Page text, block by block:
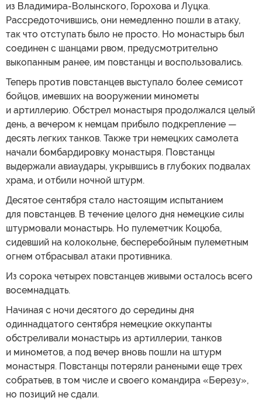
из Владимира-Волынского, Горохова и Луцка.
Рассредоточившись, они немедленно пошли в атаку,
так что отступать было не просто. Но монастырь был
соединен с шанцами рвом, предусмотрительно
выкопанным ранее, им повстанцы и воспользовались.
Теперь против повстанцев выступало более семисот
бойцов, имевших на вооружении минометы
и артиллерию. Обстрел монастыря продолжался целый
день, а вечером к немцам прибыло подкрепление —
десять легких танков. Также три немецких самолета
начали бомбардировку монастыря. Повстанцы
выдержали авиаудары, укрывшись в глубоких подвалах
храма, и отбили ночной штурм.
Десятое сентября стало настоящим испытанием
для повстанцев. В течение целого дня немецкие силы
штурмовали монастырь. Но пулеметчик Коцюба,
сидевший на колокольне, бесперебойным пулеметным
огнем отбрасывал атаки противника.
Из сорока четырех повстанцев живыми осталось всего
восемнадцать.
Начиная с ночи десятого до середины дня
одиннадцатого сентября немецкие оккупанты
обстреливали монастырь из артиллерии, танков
и минометов, а под вечер вновь пошли на штурм
монастыря. Повстанцы потеряли ранеными еще трех
собратьев, в том числе и своего командира «Березу»,
но позиций не сдали.